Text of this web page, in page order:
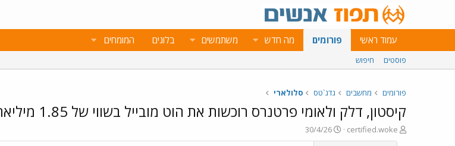
עמוד ראשי פורומים מה חדש משתמשים בלוגים המומחים
פוסטים חיפוש
פורומים מחשבים גדג`טס סלולארי
קיסטון, דלק ולאומי פרטנרס רוכשות את הוט מובייל בשווי של 1.85 מיליארד שקל...
פ
ו
certified.woke
פ
ו
30/4/26